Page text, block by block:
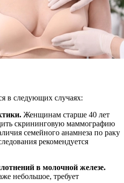
в следующих случаях:
Женщинам старше 40 лет
скрининговую маммографию
семейного анамнеза по раку
рекомендуется
в молочной железе.
небольшое, требует